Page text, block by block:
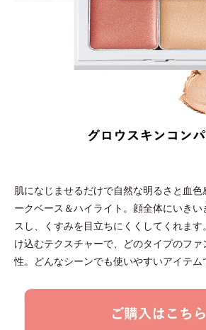
肌になじませるだけで自然な明るさと血
ークベース＆ハイライト。顔全体にいき
スし、くすみを目立ちにくくしてくれま
け込むテクスチャーで、どのタイプのフ
性。どんなシーンでも使いやすいアイテム